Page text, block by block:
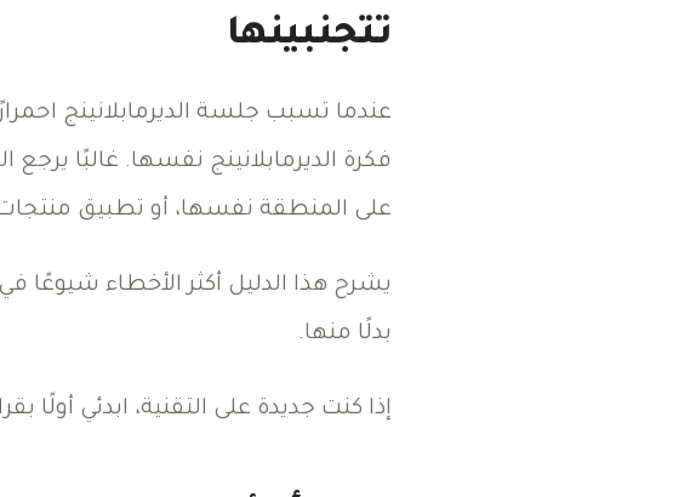
تتجنبينها
عندما تسبب جلسة الديرمابلانينج
فكرة الديرمابلانينج نفسها. غالبًا
على المنطقة نفسها، أو تطبيق
يشرح هذا الدليل أكثر الأخطاء شيوعًا في
بدلًا منها.
إذا كنت جديدة على التقنية، ابدئي أولًا